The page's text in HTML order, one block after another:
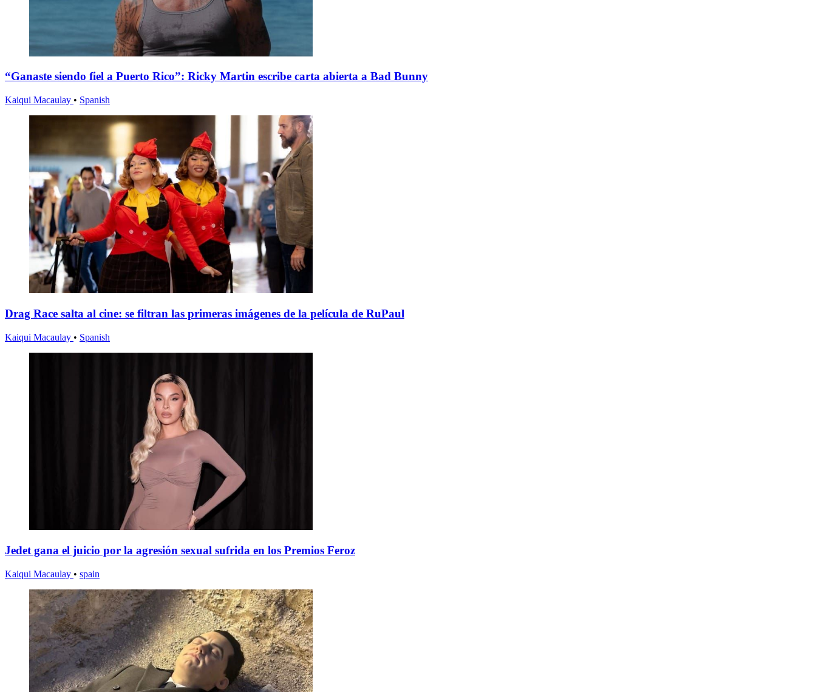
“Ganaste siendo fiel a Puerto Rico”: Ricky Martin escribe carta abierta a Bad Bunny
Kaiqui Macaulay • Spanish
Drag Race salta al cine: se filtran las primeras imágenes de la película de RuPaul
Kaiqui Macaulay • Spanish
Jedet gana el juicio por la agresión sexual sufrida en los Premios Feroz
Kaiqui Macaulay • spain